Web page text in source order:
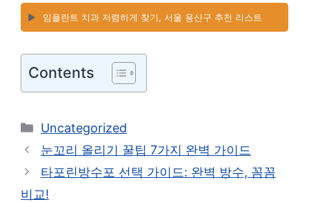
▶️ 임플란트 치과 저렴하게 찾기, 서울 용산구 추천 리스트
Contents
카
테
리
Uncategorized
눈꼬리 올리기 꿀팁 7가지 완벽 가이드
타포린방수포 선택 가이드: 완벽 방수, 꼼꼼
비교!